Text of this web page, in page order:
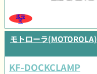
販売
可
モトローラ(MOTOROLA)
KF-DOCKCLAMP